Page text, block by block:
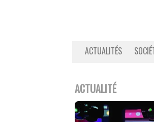
ACTUALITÉS
ACTUALITÉ